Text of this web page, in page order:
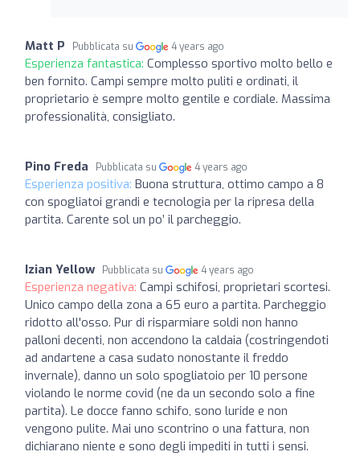
Matt P Pubblicata su 4 years ago
Esperienza fantastica: Complesso sportivo molto bello e
ben fornito. Campi sempre molto puliti e ordinati, il
proprietario è sempre molto gentile e cordiale. Massima
professionalità, consigliato.
Pino Freda Pubblicata su 4 years ago
Esperienza positiva: Buona struttura, ottimo campo a 8
con spogliatoi grandi e tecnologia per la ripresa della
partita. Carente sol un po’ il parcheggio.
Izian Yellow Pubblicata su 4 years ago
Esperienza negativa: Campi schifosi, proprietari scortesi.
Unico campo della zona a 65 euro a partita. Parcheggio
ridotto all'osso. Pur di risparmiare soldi non hanno
palloni decenti, non accendono la caldaia (costringendoti
ad andartene a casa sudato nonostante il freddo
invernale), danno un solo spogliatoio per 10 persone
violando le norme covid (ne da un secondo solo a fine
partita). Le docce fanno schifo, sono luride e non
vengono pulite. Mai uno scontrino o una fattura, non
dichiarano niente e sono degli impediti in tutti i sensi.